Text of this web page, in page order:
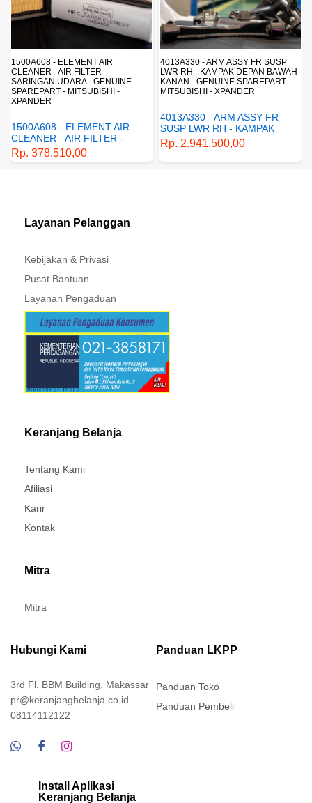
4013A330 - ARM ASSY FR SUSP
LWR RH - KAMPAK DEPAN BAWAH
KANAN - GENUINE SPAREPART -
MITSUBISHI - XPANDER
SUSP LWR RH - KAMPAK
DEPAN BAWAH KANAN -
GENUINE SPAREPART -
MITSUBISHI - XPANDER
Rp. 2.941.500,00
4162A413 - SHOCK ABSORBER RR
SUSP - SUSPENSI BELAKANG -
SHOCKBREAKER BELAKANG -
GENUINE SPAREPART -
MITSUBISHI - XPANDER
4162A413 - SHOCK
ABSORBER RR SUSP -
SUSPENSI BELAKANG -
SHOCKBREAKER BELAKANG
Rp. 1.198.800,00
Layanan Pelanggan
Kebijakan & Privasi
Pusat Bantuan
Layanan Pengaduan
Keranjang Belanja
Tentang Kami
Afiliasi
Karir
Kontak
Mitra
Mitra
Hubungi Kami
3rd Fl. BBM Building, Makassar
pr@keranjangbelanja.co.id
08114112122
Panduan LKPP
Panduan Toko
Panduan Pembeli
Install Aplikasi
Keranjang Belanja